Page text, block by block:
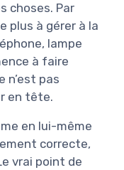
choses. Par
plus à gérer à la
lampe
à faire
n’est pas
en tête.
en lui-même
correcte,
vrai point de